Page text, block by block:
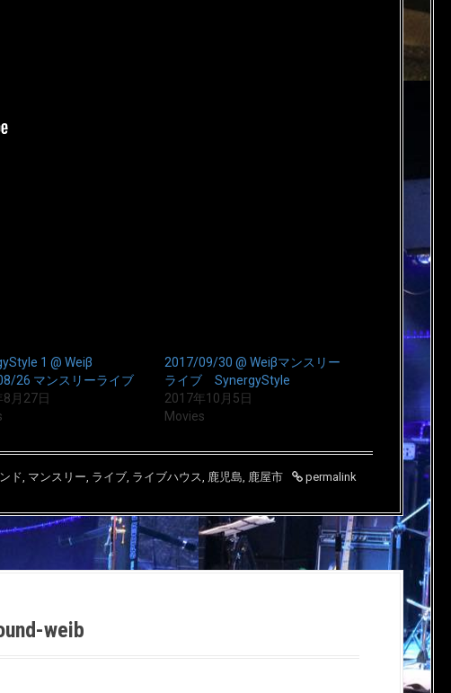
1 @ Weiβ
26 マンスリーライブ
月27日
2017/09/30 @ Weiβマンスリー
ライブ SynergyStyle
2017年10月5日
Movies
ド マンスリー ライブ ライブハウス 鹿児島 鹿屋市 permalink
weib